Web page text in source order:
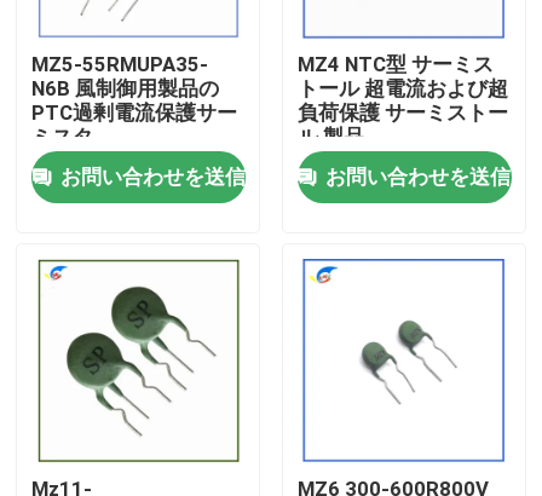
わたしたち に つい て
工場 ツアー
品質管理
連絡 ください
ニュース
PTCのサーミスター
MZ5-55RMUPA35-
N6B 風制御用製品の
PTC過剰電流保護サー
ミスタ
お問い合わせを送信
MZ4 NTC型 サーミス
トール 超電流および超
負荷保護 サーミストー
ル 製品
お問い合わせを送信
Mz11- MZ6 300-600R800V